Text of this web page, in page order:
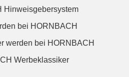
Hinweisgebersystem
bei HORNBACH
werden bei HORNBACH
Werbeklassiker